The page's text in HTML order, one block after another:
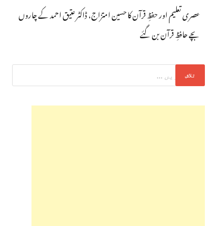
عصری تعلیم اور حفظِ قرآن کا حسین امتزاج، ڈاکٹر عتیق احمد کے چاروں
بچے حافظِ قرآن بن گئے